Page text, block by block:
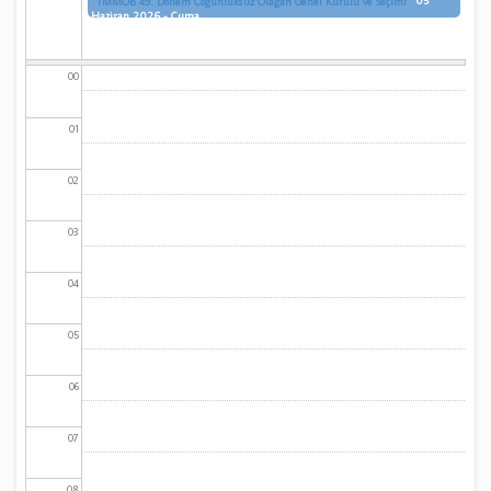
Haziran 2026 - Cuma
00
01
02
03
04
05
06
07